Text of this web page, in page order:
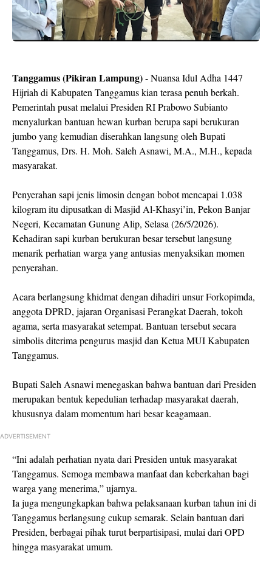
Tanggamus (Pikiran Lampung)- Nuansa Idul Adha 1447
Hijriah di Kabupaten Tanggamus kian terasa penuh berkah.
Pemerintah pusat melalui Presiden RI Prabowo Subianto
menyalurkan bantuan hewan kurban berupa sapi berukuran
jumbo yang kemudian diserahkan langsung oleh Bupati
Tanggamus, Drs. H. Moh. Saleh Asnawi, M.A., M.H., kepada
masyarakat.
Penyerahan sapi jenis limosin dengan bobot mencapai 1.038
kilogram itu dipusatkan di Masjid Al-Khasyi’in, Pekon Banjar
Negeri, Kecamatan Gunung Alip, Selasa (26/5/2026).
Kehadiran sapi kurban berukuran besar tersebut langsung
menarik perhatian warga yang antusias menyaksikan momen
penyerahan.
Acara berlangsung khidmat dengan dihadiri unsur Forkopimda,
anggota DPRD, jajaran Organisasi Perangkat Daerah, tokoh
agama, serta masyarakat setempat. Bantuan tersebut secara
simbolis diterima pengurus masjid dan Ketua MUI Kabupaten
Tanggamus.
Bupati Saleh Asnawi menegaskan bahwa bantuan dari Presiden
merupakan bentuk kepedulian terhadap masyarakat daerah,
khususnya dalam momentum hari besar keagamaan.
ADVERTISEMENT
“Ini adalah perhatian nyata dari Presiden untuk masyarakat
Tanggamus. Semoga membawa manfaat dan keberkahan bagi
warga yang menerima,” ujarnya.
Ia juga mengungkapkan bahwa pelaksanaan kurban tahun ini di
Tanggamus berlangsung cukup semarak. Selain bantuan dari
Presiden, berbagai pihak turut berpartisipasi, mulai dari OPD
hingga masyarakat umum.